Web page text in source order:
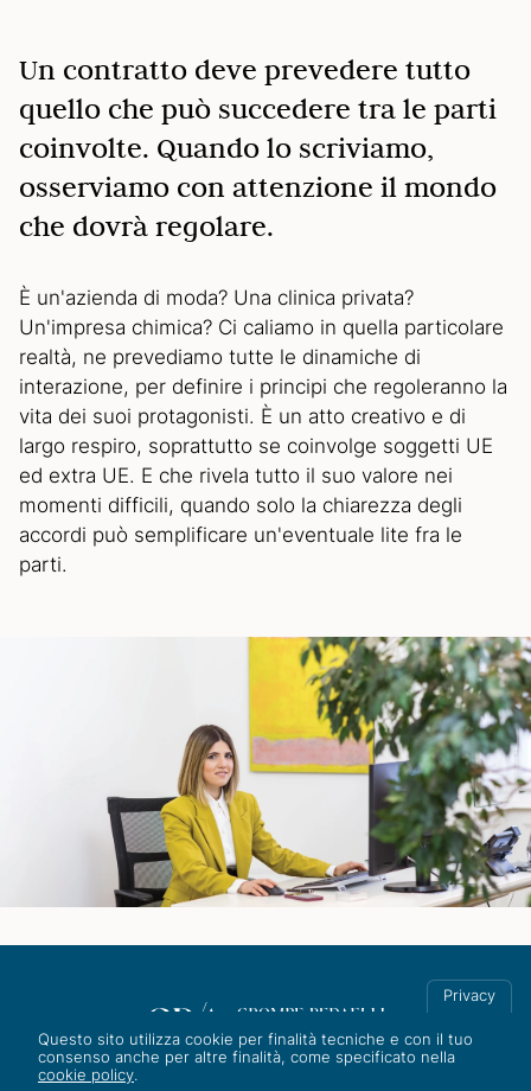
Un contratto deve prevedere tutto
quello che può succedere tra le parti
coinvolte. Quando lo scriviamo,
osserviamo con attenzione il mondo
che dovrà regolare.
È un'azienda di moda? Una clinica privata?
Un'impresa chimica? Ci caliamo in quella particolare
realtà, ne prevediamo tutte le dinamiche di
interazione, per definire i principi che regoleranno la
vita dei suoi protagonisti. È un atto creativo e di
largo respiro, soprattutto se coinvolge soggetti UE
ed extra UE. E che rivela tutto il suo valore nei
momenti difficili, quando solo la chiarezza degli
accordi può semplificare un'eventuale lite fra le
parti.
Privacy
Questo sito utilizza cookie per finalità tecniche e con il tuo
consenso anche per altre finalità, come specificato nella
cookie policy.